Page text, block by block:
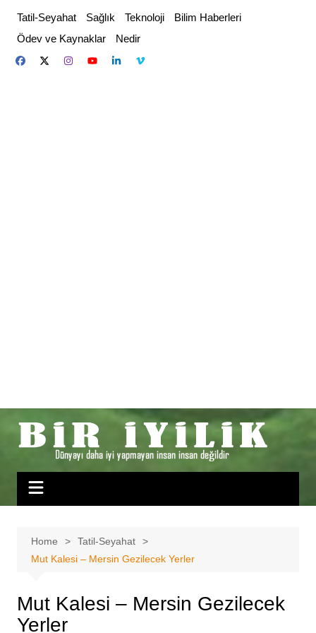
content
Tatil-Seyahat Sağlık Teknoloji
Bilim Haberleri
Ödev ve Kaynaklar
Nedir
Home
Tatil-Seyahat
Mut Kalesi – Mersin Gezilecek Yerler
Mut Kalesi – Mersin Gezilecek
Yerler